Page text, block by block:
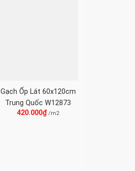
Gạch Ốp Lát 60x120cm
Trung Quốc W12873
420.000₫/m2